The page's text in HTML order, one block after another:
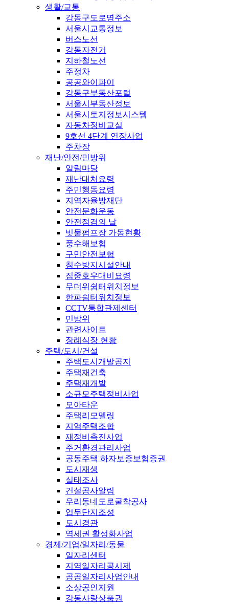
생활/교통
강동구도로명주소
서울시교통정보
버스노선
강동자전거
지하철노선
주정차
공공와이파이
강동구부동산포털
서울시부동산정보
서울시토지정보시스템
자동차정비교실
9호선 4단계 연장사업
주차장
재난/안전/민방위
알림마당
재난대처요령
주민행동요령
지역자율방재단
안전문화운동
안전점검의 날
빗물펌프장 가동현황
풍수해보험
구민안전보험
침수방지시설안내
집중호우대비요령
무더위쉼터위치정보
한파쉼터위치정보
CCTV통합관제센터
민방위
관련사이트
장례식장 현황
주택/도시/건설
주택도시개발공지
주택재건축
주택재개발
소규모주택정비사업
모아타운
주택리모델링
지역주택조합
재정비촉진사업
주거환경관리사업
공동주택 하자보증보험증권
도시재생
실태조사
건설공사알림
우리동네도로굴착공사
업무단지조성
도시경관
역세권 활성화사업
경제/기업/일자리/동물
일자리센터
지역일자리공시제
공공일자리사업안내
소상공인지원
강동사랑상품권